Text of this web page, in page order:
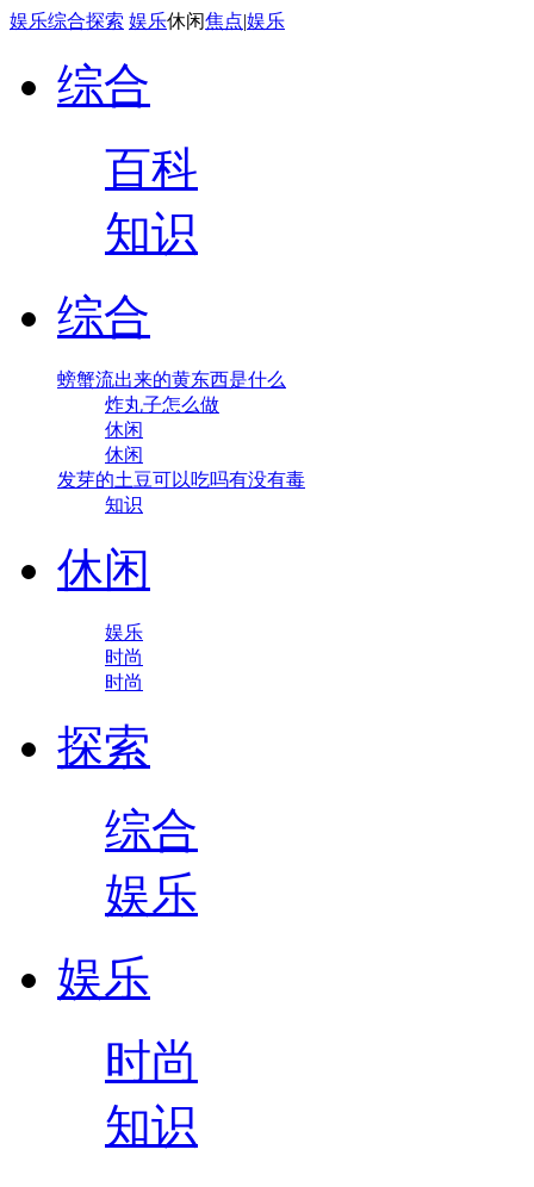
娱乐综合探索 娱乐休闲焦点|娱乐
综合
百科
知识
综合
螃蟹流出来的黄东西是什么
炸丸子怎么做
休闲
休闲
发芽的土豆可以吃吗有没有毒
知识
休闲
娱乐
时尚
时尚
探索
综合
娱乐
娱乐
时尚
知识